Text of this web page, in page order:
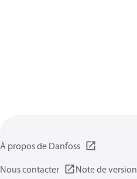
À propos de Danfoss
Nous contacter
Note de version